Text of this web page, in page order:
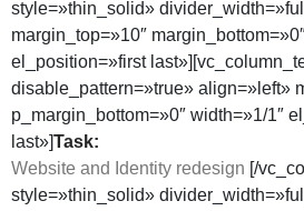
style=»thin_solid»
margin_top=»10″
el_position=»first
disable_pattern=»true» align=»left»
p_margin_bottom=»0″ width=»1/1″
last»]Task:
Website and Identity redesign [/
style=»thin_solid»